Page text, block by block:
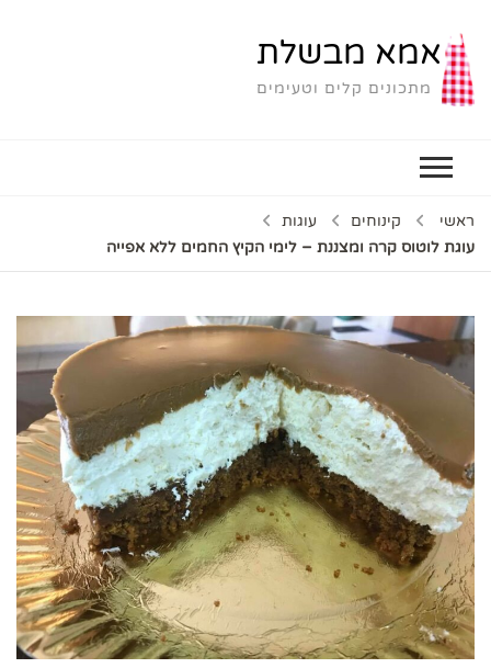
אמא מבשלת
מתכונים קלים וטעימים
ראשי קינוחים
עוגות
עוגת לוטוס קרה ומצננת – לימי הקיץ החמים ללא אפייה